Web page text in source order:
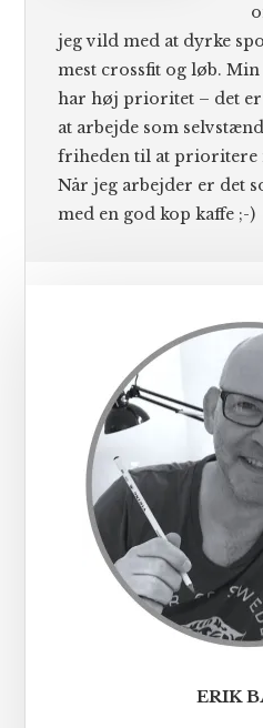
jeg vild med at dyrke
mest crossfit og løb.
har høj prioritet – det
at arbejde som
friheden til at prioritere
Når jeg arbejder er det
med en god kop kaffe ;-)
ERIK